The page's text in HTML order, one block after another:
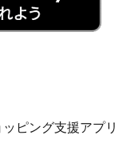
ピング支援アプリ